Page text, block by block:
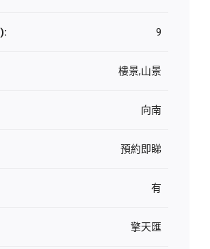
9
樓景,山景
向南
預約即睇
有
擎天匯